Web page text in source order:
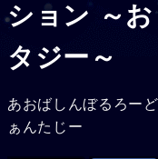
ション ～
タジー～
あおばしんぼるろー
ぁんたじー